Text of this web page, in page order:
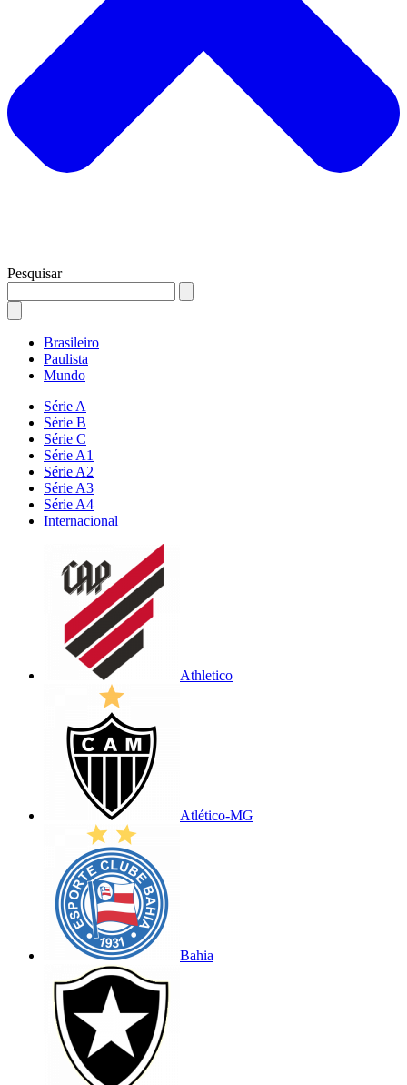
Pesquisar
Brasileiro
Paulista
Mundo
Série A
Série B
Série C
Série A1
Série A2
Série A3
Série A4
Internacional
Athletico
Atlético-MG
Bahia